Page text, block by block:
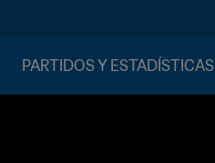
PARTIDOS Y ESTADÍSTICAS